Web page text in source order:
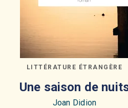
LITTÉRATURE ÉTRANGÈRE
Une saison de
Joan Didion